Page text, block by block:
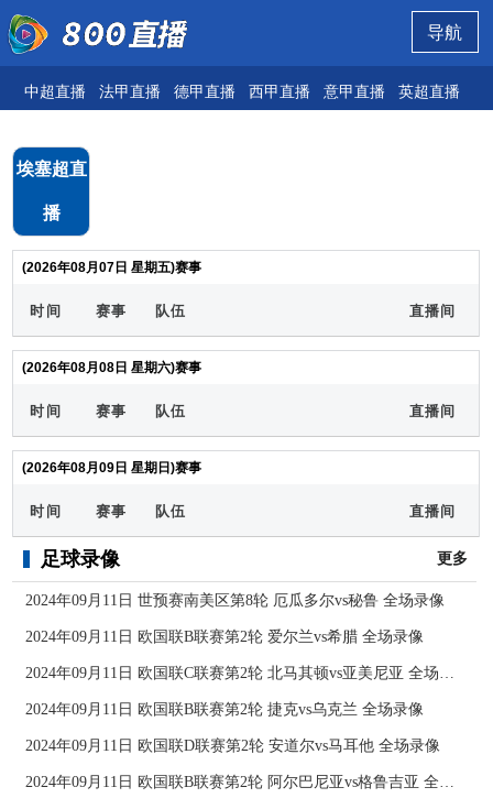
导航
中超直播 法甲直播 德甲直播 西甲直播 意甲直播 英超直播
埃塞超直
播
(2026年08月07日 星期五)赛事
时间 赛事 队伍 直播间
(2026年08月08日 星期六)赛事
时间 赛事 队伍 直播间
(2026年08月09日 星期日)赛事
时间 赛事 队伍 直播间
足球录像 更多
2024年09月11日 世预赛南美区第8轮 厄瓜多尔vs秘鲁 全场录像
2024年09月11日 欧国联B联赛第2轮 爱尔兰vs希腊 全场录像
2024年09月11日 欧国联C联赛第2轮 北马其顿vs亚美尼亚 全场录像
2024年09月11日 欧国联B联赛第2轮 捷克vs乌克兰 全场录像
2024年09月11日 欧国联D联赛第2轮 安道尔vs马耳他 全场录像
2024年09月11日 欧国联B联赛第2轮 阿尔巴尼亚vs格鲁吉亚 全场录像